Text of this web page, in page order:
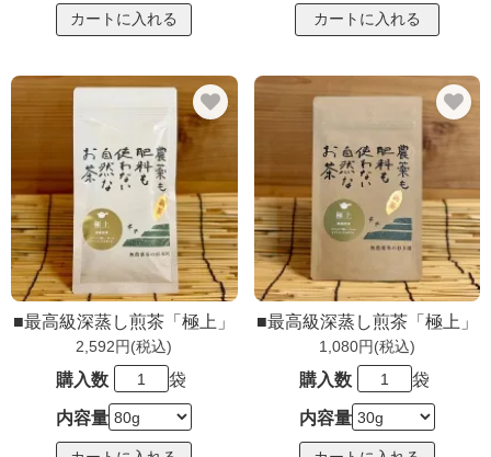
■最高級深蒸し煎茶「極上」
2,592円(税込)
購入数 袋
内容量
■最高級深蒸し煎茶「極上」
1,080円(税込)
購入数 袋
内容量